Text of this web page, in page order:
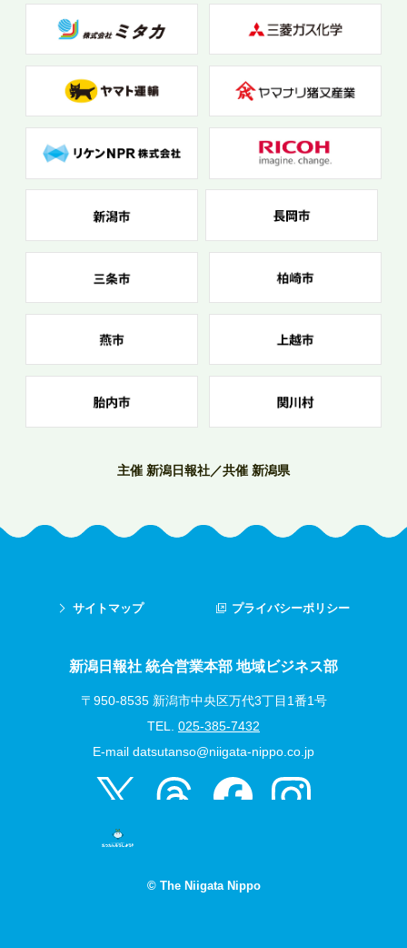
主催 新潟日報社／共催 新潟県
新潟日報社 統合営業本部 地域ビジネス部
〒950-8535 新潟市中央区万代3丁目1番1号
TEL. 025-385-7432
E-mail datsutanso@niigata-nippo.co.jp
サイトマップ プライバシーポリシー
© The Niigata Nippo